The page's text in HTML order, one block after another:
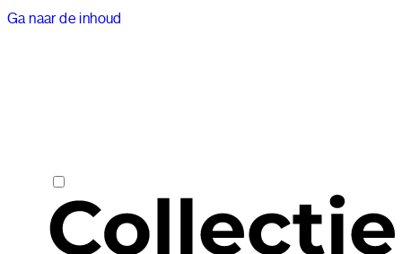
Ga naar de inhoud